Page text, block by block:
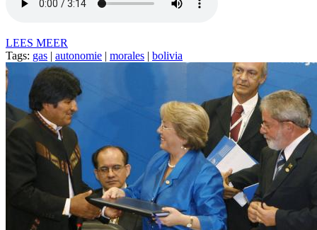
LEES MEER
Tags: gas | autonomie | morales | bolivia